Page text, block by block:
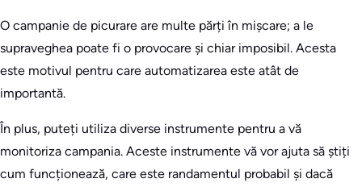
O campanie de picurare are multe părți în mișcare; a le
supraveghea poate fi o provocare și chiar imposibil. Acesta
este motivul pentru care automatizarea este atât de
importantă.
În plus, puteți utiliza diverse instrumente pentru a vă
monitoriza campania. Aceste instrumente vă vor ajuta să știți
cum funcționează, care este randamentul probabil și dacă